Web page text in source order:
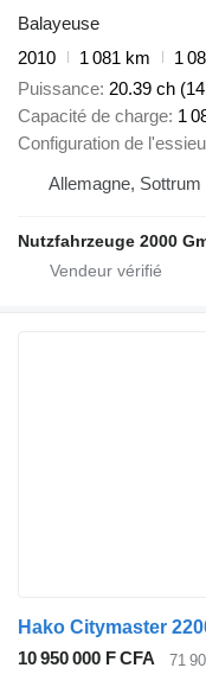
Balayeuse
2010
1 081 km
1
Puissance 20.39 ch
Capacité de charge 1
Configuration de l'essieu
Allemagne, Sottrum
Nutzfahrzeuge 2000
Hako Citymaster
10 950 000 F CFA
71